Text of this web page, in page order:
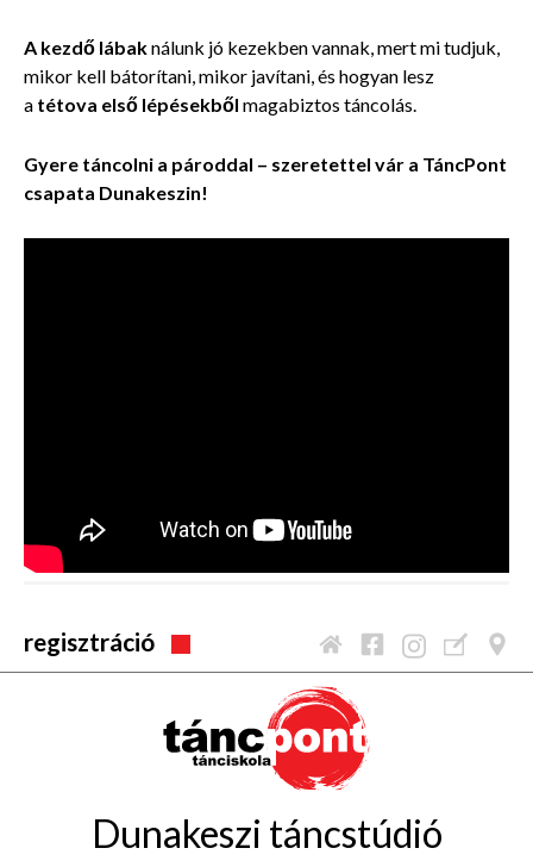
A kezdő lábaknálunk jó kezekben vannak, mert mi tudjuk,
mikor kell bátorítani, mikor javítani, és hogyan lesz
a tétova első lépésekből magabiztos táncolás.
Gyere táncolni a pároddal – szeretettel vár a TáncPont
csapata Dunakeszin!
regisztráció
Dunakeszi táncstúdió